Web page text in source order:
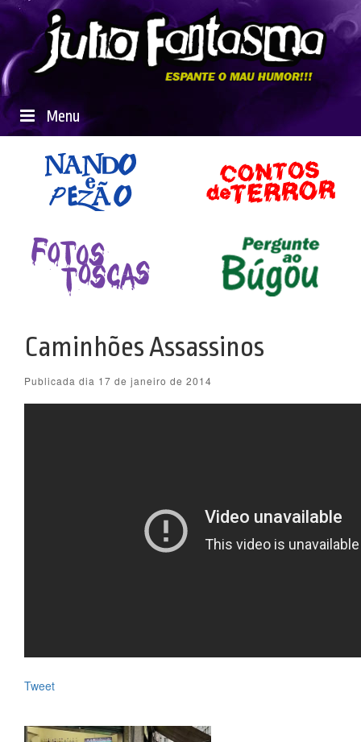
Menu
Caminhões Assassinos
Publicada dia 17 de janeiro de 2014
Tweet